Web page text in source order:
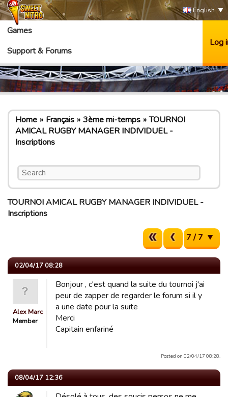
English
Games
Support & Forums
Log
Home Français 3ème mi-temps
TOURNOI
AMICAL RUGBY MANAGER INDIVIDUEL -
Inscriptions
TOURNOI AMICAL RUGBY MANAGER INDIVIDUEL -
Inscriptions
7 / 7
02/04/17 08:28
Alex Marc
Member
Bonjour , c'est quand la suite du tournoi j'ai
peur de zapper de regarder le forum si il y
a une date pour la suite
Merci
Capitain enfariné
Posted on 02/04/17 08:28.
08/04/17 12:36